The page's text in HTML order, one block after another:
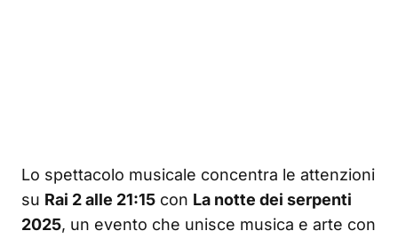
Lo spettacolo musicale concentra le attenzioni
su Rai 2 alle 21:15 con La notte dei serpenti
2025, un evento che unisce musica e arte con